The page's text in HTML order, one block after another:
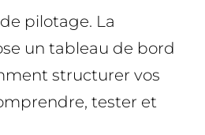
pilotage. La
un tableau de bord
structurer vos
tester et